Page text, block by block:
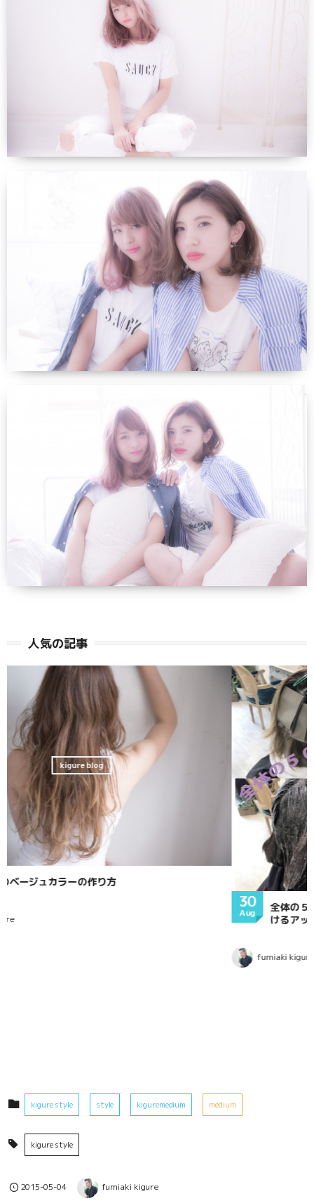
人気の記事
カラーレシピ
全体の５０％の髪をハイライトブリーチする事で出来る透
kigure style style kiguremedium medium
kigure style
2015-05-04 fumiaki kigure